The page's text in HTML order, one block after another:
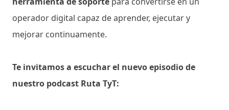
operador digital capaz de aprender, ejecutar y
mejorar continuamente.
Te invitamos a escuchar el nuevo episodio de
nuestro podcast Ruta TyT: